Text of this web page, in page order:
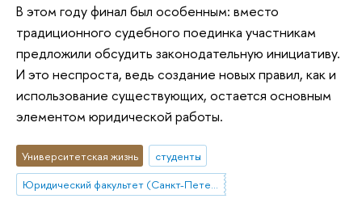
В этом году финал был особенным: вместо
традиционного судебного поединка участникам
предложили обсудить законодательную инициативу.
И это неспроста, ведь создание новых правил, как и
использование существующих, остается основным
элементом юридической работы.
Университетская жизнь
студенты
Юридический факультет (Санкт-Петербург)